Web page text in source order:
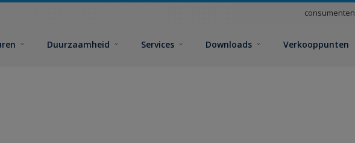
consumenten
Duurzaamheid Services Downloads Verkooppunten